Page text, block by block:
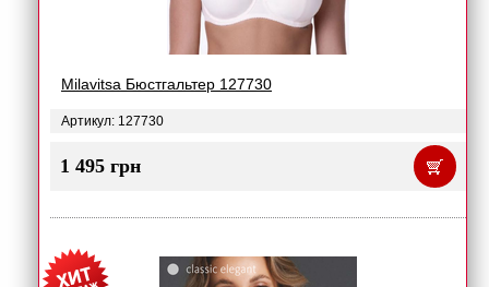
Milavitsa Бюстгальтер 127730
Артикул: 127730
1 495 грн